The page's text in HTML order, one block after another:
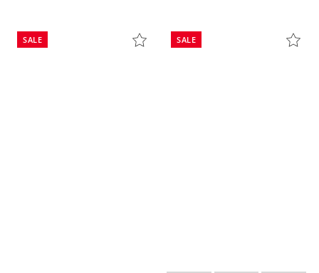
SALE SALE